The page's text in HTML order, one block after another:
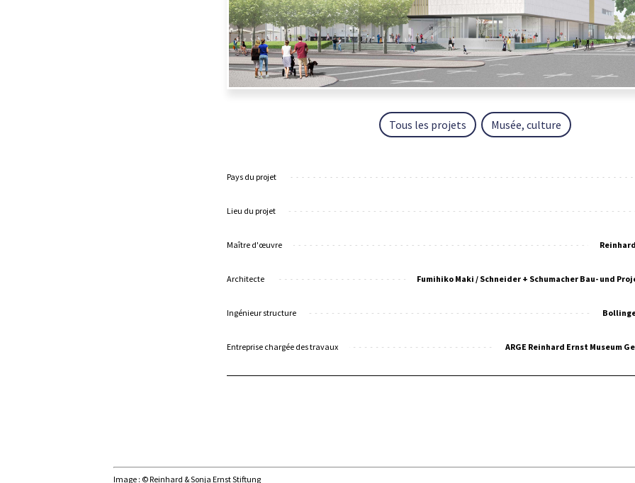
Tous les projets Musée, culture
Pays du projet
Lieu du projet
Maître d'œuvre
Architecte Fumihiko Maki / Schneider + Schumacher Bau- und
Ingénieur structure
Entreprise chargée des travaux ARGE Reinhard Ernst Museum
Image : © Reinhard & Sonja Ernst Stiftung